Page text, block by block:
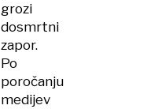
grozi
dosmrtni
zapor.
Po
poročanju
medijev